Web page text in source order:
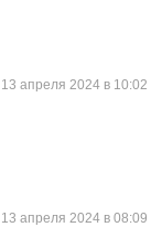
13 апреля 2024 в 10:02
13 апреля 2024 в 08:09